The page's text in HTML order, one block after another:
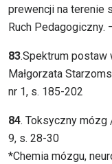
prewencji na terenie
Ruch Pedagogiczny.
83.Spektrum
Małgorzata
nr 1, s. 185-202
84. Toksyczny mózg
9, s. 28-30
*Chemia mózgu,